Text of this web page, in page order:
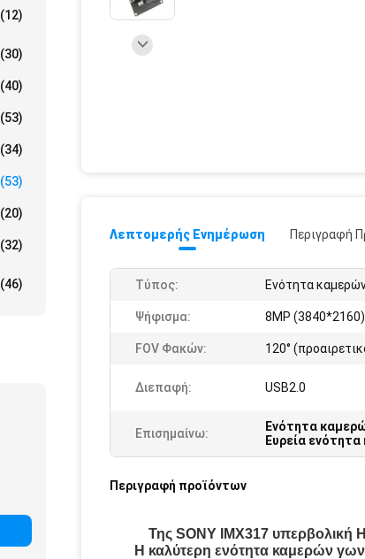
(12)
(30)
(40)
(53)
(34)
(53)
(20)
(32)
(46)
Λεπτομερής Ενημέρωση Περιγραφή
Τύπος: Ενότητα
Ψήφισμα: 8MP (3840*2160)
FOV Φακών: 120°
Διεπαφή: USB2.0
Επισημαίνω: Ενότητα
Ευρεία
Περιγραφή προϊόντων
Της SONY IMX317 υπερβολική
Η καλύτερη ενότητα καμερών